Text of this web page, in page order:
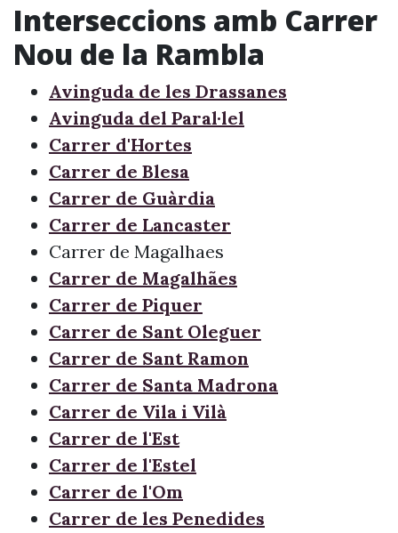
Interseccions amb Carrer
Nou de la Rambla
Avinguda de les Drassanes
Avinguda del Paral·lel
Carrer d'Hortes
Carrer de Blesa
Carrer de Guàrdia
Carrer de Lancaster
Carrer de Magalhaes
Carrer de Magalhães
Carrer de Piquer
Carrer de Sant Oleguer
Carrer de Sant Ramon
Carrer de Santa Madrona
Carrer de Vila i Vilà
Carrer de l'Est
Carrer de l'Estel
Carrer de l'Om
Carrer de les Penedides